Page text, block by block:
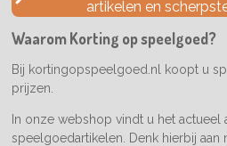
o
k
g
a
m
k
artikelen en
Waarom Korting op speelgoed?
Bij kortingopspeelgoed.nl koopt u
prijzen.
In onze webshop vindt u het
speelgoedartikelen. Denk hierbij aan